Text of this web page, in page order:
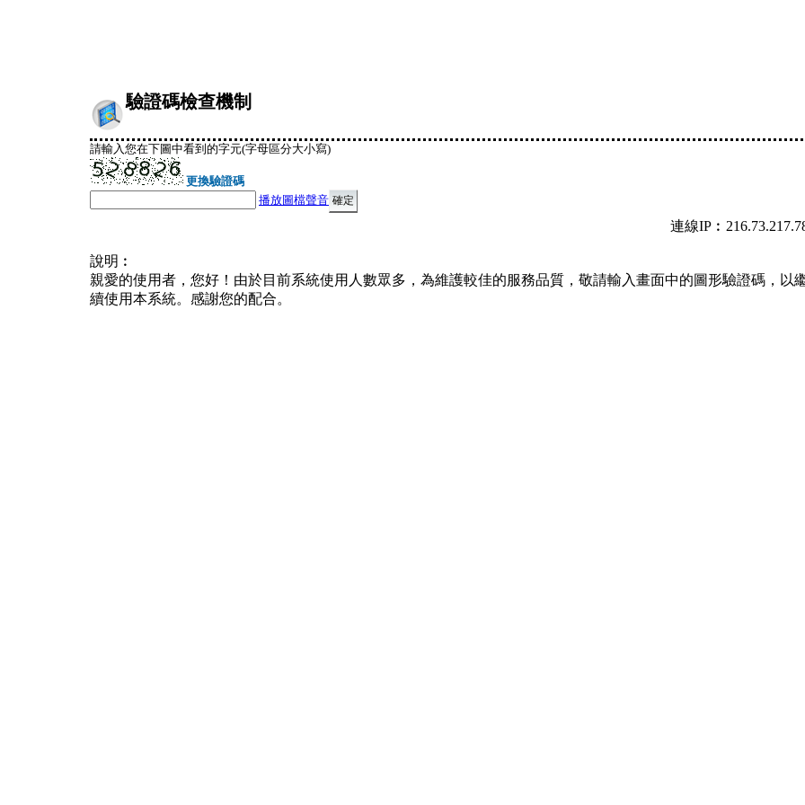
驗證碼檢查機制
請輸入您在下圖中看到的字元(字母區分大小寫)
更換驗證碼
播放圖檔聲音
連線
說明︰
親愛的使用者，您好！由於目前系統使用人數眾多，為維護較佳的服務品質，敬請輸入畫面中的圖形驗證碼，以
續使用本系統。感謝您的配合。